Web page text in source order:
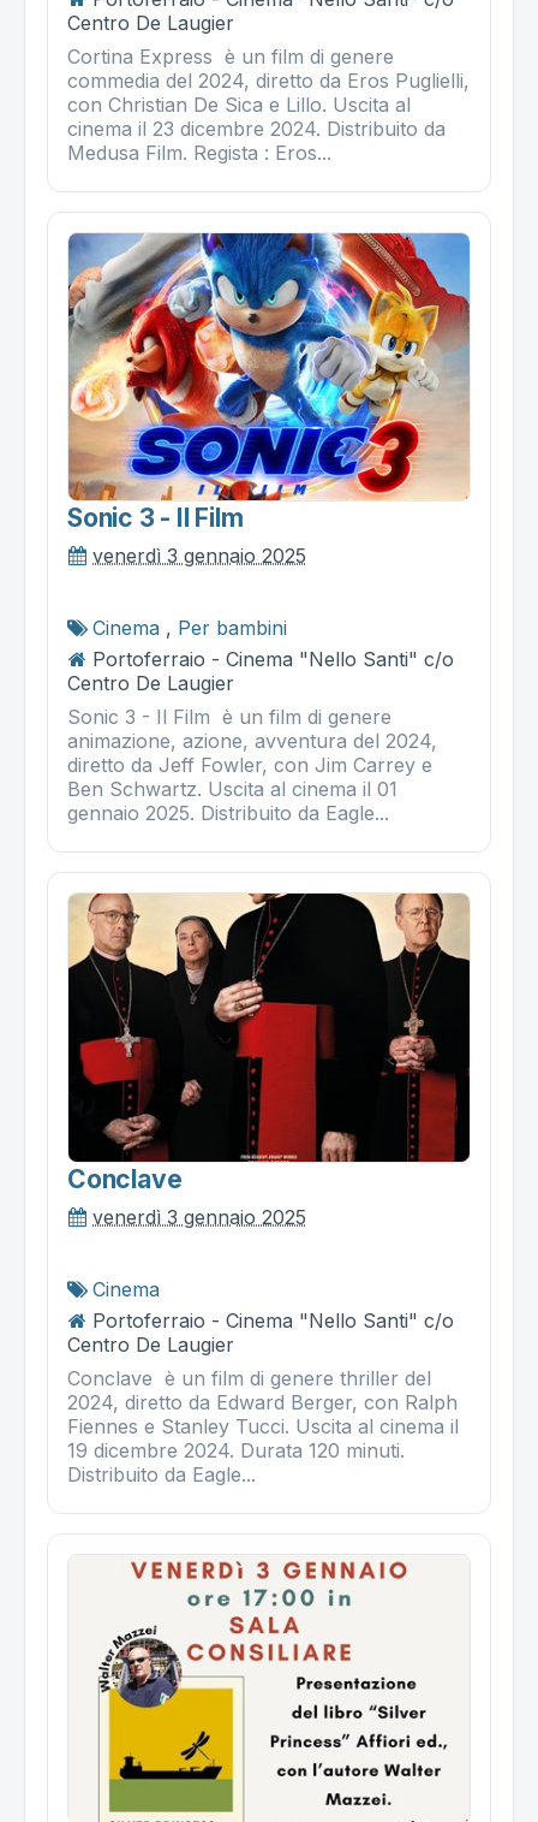
Centro De Laugier
Cortina Express è un film di genere
commedia del 2024, diretto da Eros Puglielli,
con Christian De Sica e Lillo. Uscita al
cinema il 23 dicembre 2024. Distribuito da
Medusa Film. Regista : Eros...
Sonic 3 - Il Film
venerdì 3 gennaio 2025
Cinema , Per bambini
Portoferraio - Cinema "Nello Santi" c/o
Centro De Laugier
Sonic 3 - Il Film è un film di genere
animazione, azione, avventura del 2024,
diretto da Jeff Fowler, con Jim Carrey e
Ben Schwartz. Uscita al cinema il 01
gennaio 2025. Distribuito da Eagle...
Conclave
venerdì 3 gennaio 2025
Cinema
Portoferraio - Cinema "Nello Santi" c/o
Centro De Laugier
Conclave è un film di genere thriller del
2024, diretto da Edward Berger, con Ralph
Fiennes e Stanley Tucci. Uscita al cinema il
19 dicembre 2024. Durata 120 minuti.
Distribuito da Eagle...